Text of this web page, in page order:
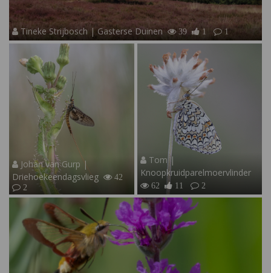
Tineke Strijbosch | Gasterse Duinen 39 1 1
Johan van Gurp |
Driehoekeendagsvlieg
42
2
Tom |
Knoopkruidparelmoervlinder
62 11 2